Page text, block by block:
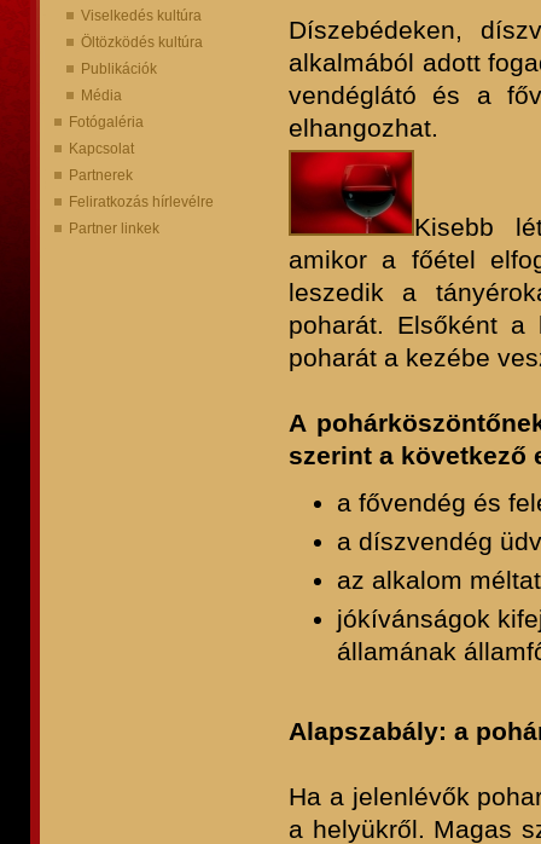
Viselkedés kultúra
Öltözködés kultúra
Publikációk
Média
Fotógaléria
Kapcsolat
Partnerek
Feliratkozás hírlevélre
Partner linkek
Díszebédeken,
alkalmából adott
vendéglátó és a
elhangozhat.
Kisebb
amikor a főétel
leszedik a
poharát. Elsőként
poharát a kezébe
A
szerint a következő
a fővendég és
a díszvendég
az alkalom
jókívánságok
államának
Alapszabály: a
Ha a jelenlévők
a helyükről. Magas